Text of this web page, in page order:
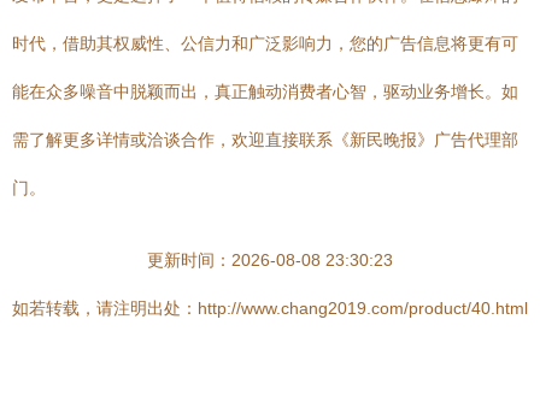
时代，借助其权威性、公信力和广泛影响力，您的广告信息将更有可
能在众多噪音中脱颖而出，真正触动消费者心智，驱动业务增长。如
需了解更多详情或洽谈合作，欢迎直接联系《新民晚报》广告代理部
门。
更新时间：2026-08-08 23:30:23
如若转载，请注明出处：http://www.chang2019.com/product/40.html